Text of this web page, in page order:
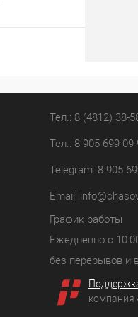
К сравнению
В наличииТел.: 8 (4812) 38-
Тел.: 8 905 699-
Telegram: 8 905
Email:
График работы
Ежедневно с
без перерывов и
компания